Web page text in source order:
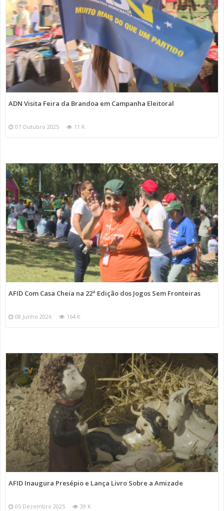
ADN Visita Feira da Brandoa em Campanha Eleitoral
07 Outubro 2025 11 K
AFID Com Casa Cheia na 22ª Edição dos Jogos Sem Fronteiras
08 Junho 2026 164 K
AFID Inaugura Presépio e Lança Livro Sobre a Amizade
05 Dezembro 2025 39 K